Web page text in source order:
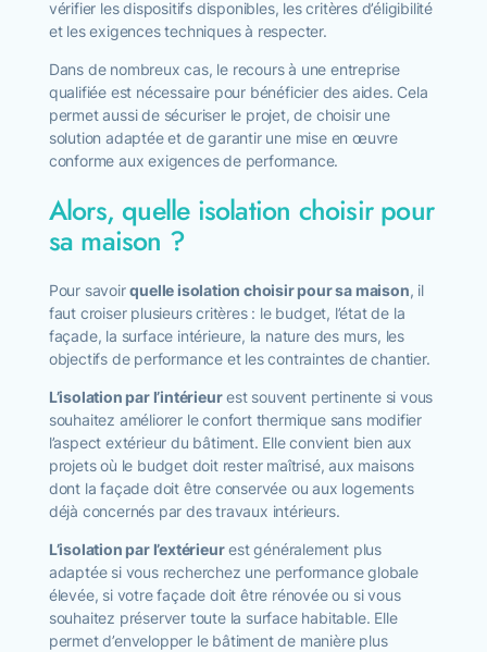
vérifier les dispositifs disponibles, les critères d’éligibilité
et les exigences techniques à respecter.
Dans de nombreux cas, le recours à une entreprise
qualifiée est nécessaire pour bénéficier des aides. Cela
permet aussi de sécuriser le projet, de choisir une
solution adaptée et de garantir une mise en œuvre
conforme aux exigences de performance.
Alors, quelle isolation choisir pour
sa maison ?
Pour savoirquelle isolation choisir pour sa maison, il
faut croiser plusieurs critères : le budget, l’état de la
façade, la surface intérieure, la nature des murs, les
objectifs de performance et les contraintes de chantier.
L’isolation par l’intérieurest souvent pertinente si vous
souhaitez améliorer le confort thermique sans modifier
l’aspect extérieur du bâtiment. Elle convient bien aux
projets où le budget doit rester maîtrisé, aux maisons
dont la façade doit être conservée ou aux logements
déjà concernés par des travaux intérieurs.
L’isolation par l’extérieurest généralement plus
adaptée si vous recherchez une performance globale
élevée, si votre façade doit être rénovée ou si vous
souhaitez préserver toute la surface habitable. Elle
permet d’envelopper le bâtiment de manière plus